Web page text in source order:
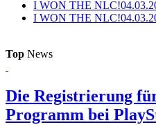
I WON THE NLC!
I WON THE NLC!
Top News
Die Registrierung
Programm bei